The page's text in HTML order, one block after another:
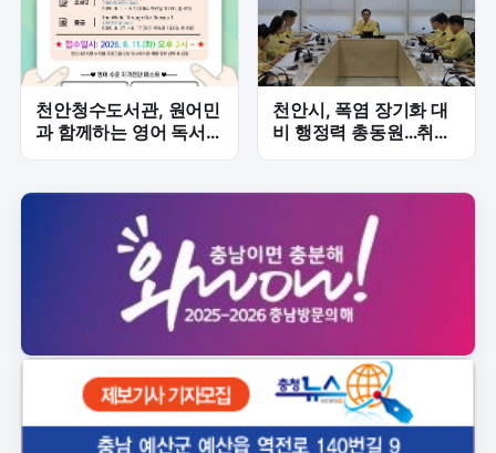
천안청수도서관, 원어민
과 함께하는 영어 독서·
천안시, 폭염 장기화 대
비 행정력 총동원…취약